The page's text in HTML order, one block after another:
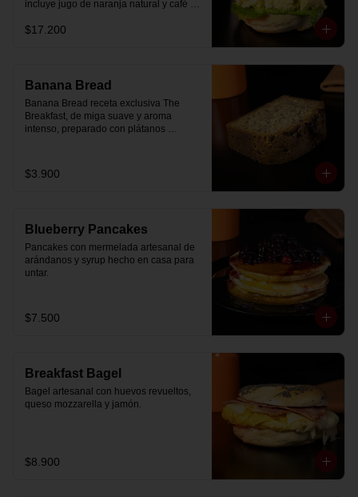
incluye jugo de naranja natural y café o
$17.200
Banana Bread
Banana Bread receta exclusiva The
Breakfast, de miga suave y aroma
intenso, preparado con plátanos
$3.900
Blueberry Pancakes
Pancakes con mermelada artesanal de
arándanos y syrup hecho en casa para
untar.
$7.500
Breakfast Bagel
Bagel artesanal con huevos revueltos,
queso mozzarella y jamón.
$8.900